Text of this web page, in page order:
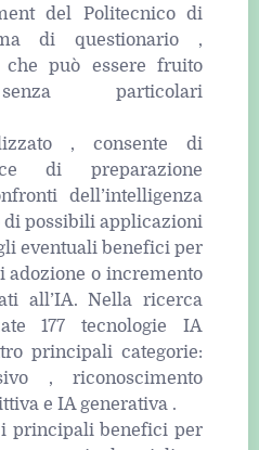
del Politecnico di
di questionario ,
che può essere fruito
particolari
, consente di
di preparazione
dell’intelligenza
possibili applicazioni
eventuali benefici per
adozione o incremento
all’IA. Nella ricerca
177 tecnologie IA
principali categorie:
, riconoscimento
e IA generativa .
principali benefici per